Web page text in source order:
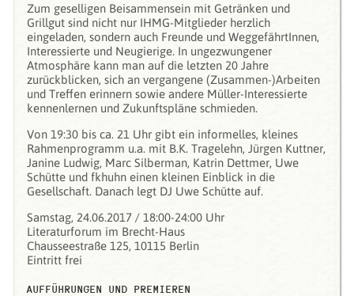
Zum geselligen Beisammensein mit Getränken und
Grillgut sind nicht nur IHMG-Mitglieder herzlich
eingeladen, sondern auch Freunde und WeggefährtInnen,
Interessierte und Neugierige. In ungezwungener
Atmosphäre kann man auf die letzten 20 Jahre
zurückblicken, sich an vergangene (Zusammen-)Arbeiten
und Treffen erinnern sowie andere Müller-Interessierte
kennenlernen und Zukunftspläne schmieden.
Von 19:30 bis ca. 21 Uhr gibt ein informelles, kleines
Rahmenprogramm u.a. mit B.K. Tragelehn, Jürgen Kuttner,
Janine Ludwig, Marc Silberman, Katrin Dettmer, Uwe
Schütte und fkhuhn einen kleinen Einblick in die
Gesellschaft. Danach legt DJ Uwe Schütte auf.
Samstag, 24.06.2017 / 18:00-24:00 Uhr
Literaturforum im Brecht-Haus
Chausseestraße 125, 10115 Berlin
Eintritt frei
AUFFÜHRUNGEN UND PREMIEREN